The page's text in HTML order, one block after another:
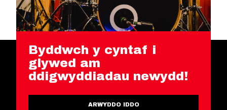
Byddwch y cyntaf i
glywed am
ddigwyddiadau newydd!
ARWYDDO IDDO